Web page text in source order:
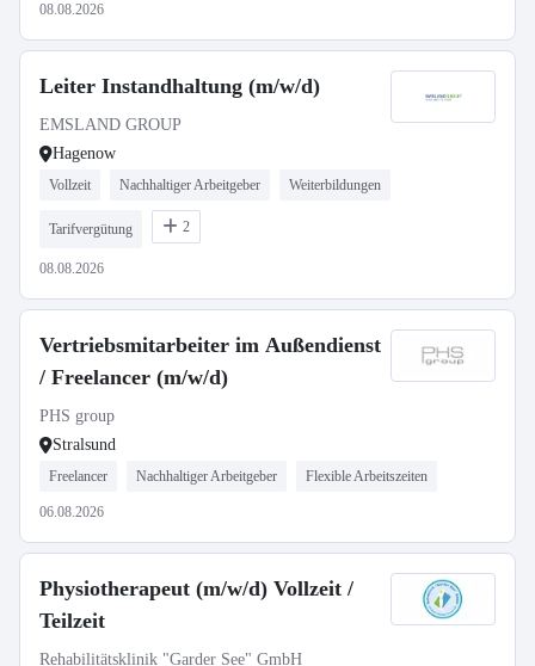
08.08.2026
Leiter Instandhaltung (m/w/d)
EMSLAND GROUP
Hagenow
Vollzeit Nachhaltiger Arbeitgeber Weiterbildungen
Tarifvergütung 2
08.08.2026
Vertriebsmitarbeiter im Außendienst
/ Freelancer (m/w/d)
PHS group
Stralsund
Freelancer Nachhaltiger Arbeitgeber Flexible Arbeitszeiten
06.08.2026
Physiotherapeut (m/w/d) Vollzeit /
Teilzeit
Rehabilitätsklinik "Garder See" GmbH